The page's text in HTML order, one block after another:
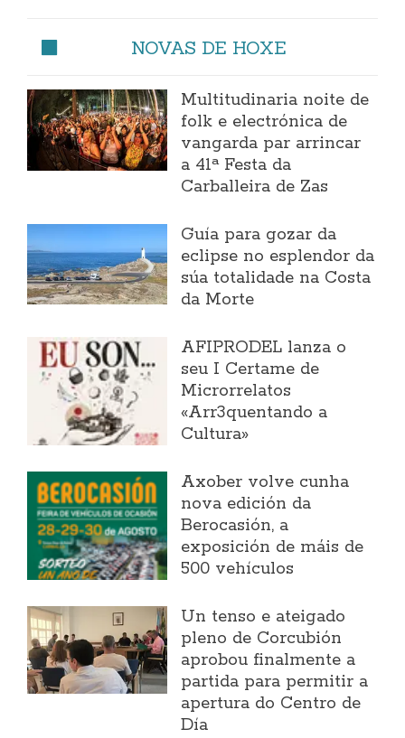
NOVAS DE HOXE
Multitudinaria noite de
folk e electrónica de
vangarda par arrincar
a 41ª Festa da
Carballeira de Zas
Guía para gozar da
eclipse no esplendor da
súa totalidade na Costa
da Morte
AFIPRODEL lanza o
seu I Certame de
Microrrelatos
«Arr3quentando a
Cultura»
Axober volve cunha
nova edición da
Berocasión, a
exposición de máis de
500 vehículos
Un tenso e ateigado
pleno de Corcubión
aprobou finalmente a
partida para permitir a
apertura do Centro de
Día